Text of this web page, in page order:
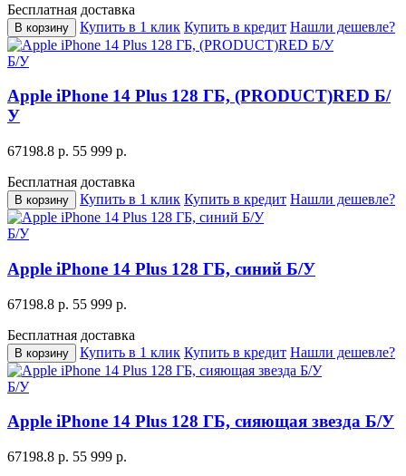
Бесплатная доставка
В корзину Купить в 1 клик Купить в кредит Нашли дешевле?
Б/У
Apple iPhone 14 Plus 128 ГБ, (PRODUCT)RED Б/
У
67198.8 р. 55 999 р.
Бесплатная доставка
В корзину Купить в 1 клик Купить в кредит Нашли дешевле?
Б/У
Apple iPhone 14 Plus 128 ГБ, синий Б/У
67198.8 р. 55 999 р.
Бесплатная доставка
В корзину Купить в 1 клик Купить в кредит Нашли дешевле?
Б/У
Apple iPhone 14 Plus 128 ГБ, сияющая звезда Б/У
67198.8 р. 55 999 р.